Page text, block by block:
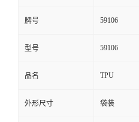
牌号 59106
型号 59106
品名 TPU
外形尺寸 袋装